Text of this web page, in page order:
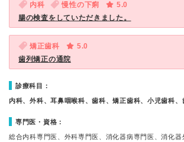
内科 慢性の下痢
5.0
腸の検査をしていただきました。
矯正歯科
5.0
歯列矯正の通院
診療科目：
内科、外科、耳鼻咽喉科、歯科、矯正歯科、小児歯科、
専門医・資格：
総合内科専門医、外科専門医、消化器病専門医、消化器